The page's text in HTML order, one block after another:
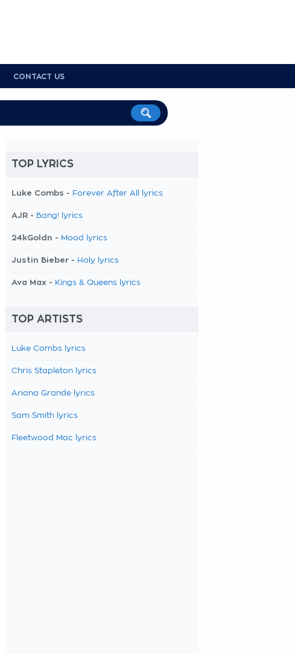
CONTACT US
TOP LYRICS
Luke Combs - Forever After All lyrics
AJR - Bang! lyrics
24kGoldn - Mood lyrics
Justin Bieber - Holy lyrics
Ava Max - Kings & Queens lyrics
TOP ARTISTS
Luke Combs lyrics
Chris Stapleton lyrics
Ariana Grande lyrics
Sam Smith lyrics
Fleetwood Mac lyrics